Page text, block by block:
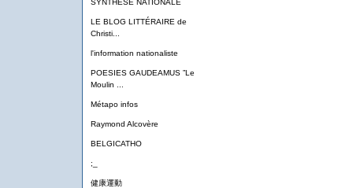
SYNTHESE NATIONALE
LE BLOG LITTÉRAIRE de
Christi...
l'information nationaliste
POESIES GAUDEAMUS ”Le
Moulin ...
Métapo infos
Raymond Alcovère
BELGICATHO
;_
健康運動